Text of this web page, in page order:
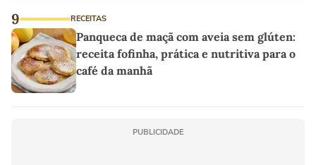
9 RECEITAS
Panqueca de maçã com aveia sem glúten:
receita fofinha, prática e nutritiva para o
café da manhã
PUBLICIDADE